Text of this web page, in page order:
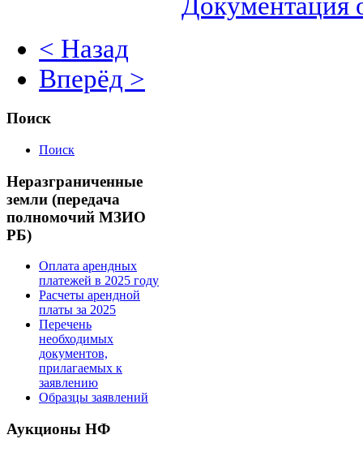
Документация
< Назад
Вперёд >
Поиск
Поиск
Неразграниченные
земли (передача
полномочий МЗИО
РБ)
Оплата арендных
платежей в 2025 году
Расчеты арендной
платы за 2025
Перечень
необходимых
документов,
прилагаемых к
заявлению
Образцы заявлений
Аукционы НФ